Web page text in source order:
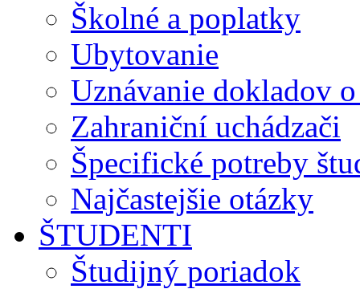
Školné a poplatky
Ubytovanie
Uznávanie dokladov
Zahraniční uchádzači
Špecifické potreby
Najčastejšie otázky
ŠTUDENTI
Študijný poriadok